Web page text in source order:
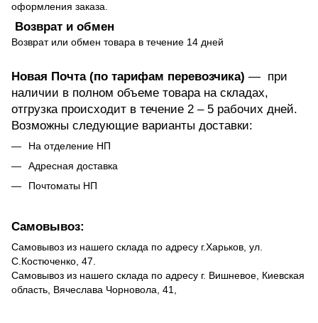
оформления заказа.
Возврат и обмен
Возврат или обмен товара в течение 14 дней
Новая Почта (по тарифам перевозчика) — при
наличии в полном объеме товара на складах,
отгрузка происходит в течение 2 – 5 рабочих дней.
Возможны следующие варианты доставки:
На отделение НП
Адресная доставка
Почтоматы НП
Самовывоз:
Самовывоз из нашего склада по адресу г.Харьков, ул.
С.Костюченко, 47.
Самовывоз из нашего склада по адресу г. Вишневое, Киевская
область, Вячеслава Чорновола, 41,